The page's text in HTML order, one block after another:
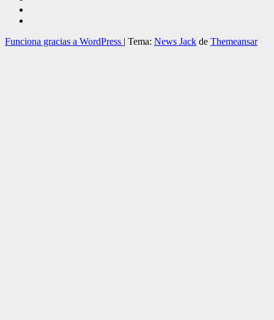
Funciona gracias a WordPress | Tema: News Jack de Themeansar